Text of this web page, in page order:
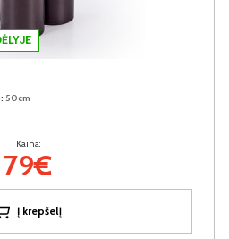
50cm
Kaina:
79€
Į krepšelį